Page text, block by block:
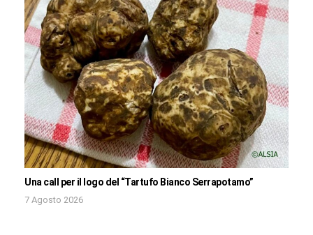
Una call per il logo del “Tartufo Bianco Serrapotamo”
7 Agosto 2026